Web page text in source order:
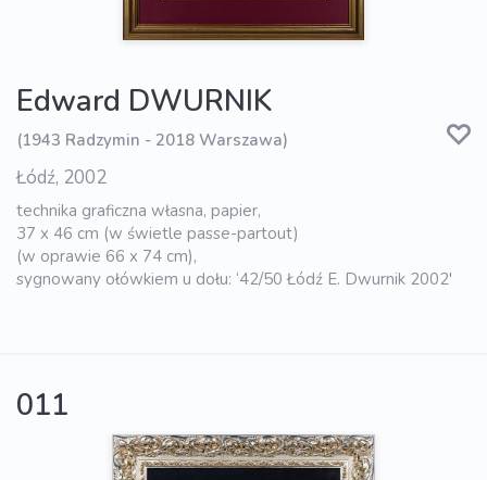
Edward DWURNIK
(1943 Radzymin - 2018 Warszawa)
Łódź, 2002
technika graficzna własna, papier,
37 x 46 cm (w świetle passe-partout)
(w oprawie 66 x 74 cm),
sygnowany ołówkiem u dołu: ‘42/50 Łódź E. Dwurnik 2002'
011